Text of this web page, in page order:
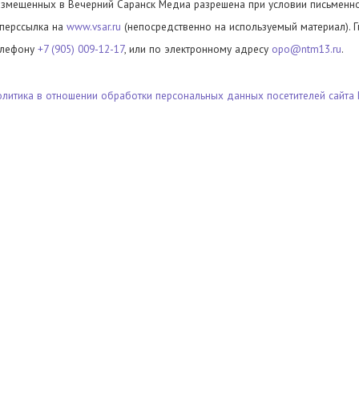
в Вечерний Саранск Медиа разрешена при условии
на www.vsar.ru (непосредственно на используемый материал).
+7 (905) 009-12-17, или по электронному адресу opo@ntm13.ru.
в отношении обработки персональных данных посетителей